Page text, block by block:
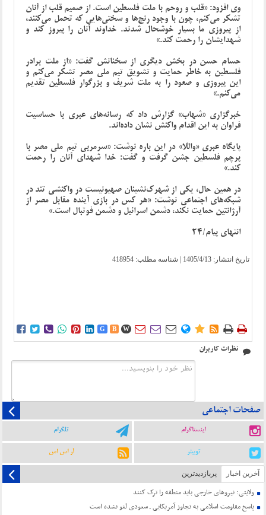
وی افزود: «قلب و روحم با ملت فلسطین است. از صمیم قلب از آنان
تشکر می‌کنم، چون با وجود رنج‌ها و سختی‌هایی که تحمل می‌کنند،
از پیروزی ما بسیار خوشحال شدند. خداوند آنان را پیروز کند و
شهدایشان را رحمت کند.»
حسام حسن در بخش دیگری از سخنانش گفت: «از ملت برادر
فلسطین به‌ خاطر حمایت و تشویق تیم ملی مصر تشکر می‌کنم و
این پیروزی و صعود را به ملت شریف و بزرگوار فلسطین تقدیم
می‌کنم.»
خبرگزاری «شهاب» گزارش داد که رسانه‌های عبری با حساسیت
فراوان به این اقدام واکنش نشان داده‌اند.
پایگاه عبری «واللا» در این باره نوشت: «سرمربی تیم ملی مصر با
پرچم فلسطین جشن گرفت و گفت: خدا شهدای آنان را رحمت
کند.»
در همین حال، یکی از شهرک‌نشینان صهیونیست در واکنشی تند در
شبکه‌های اجتماعی نوشت: «هر کس در بازی آینده مقابل مصر از
آرژانتین حمایت نکند، دشمن اسرائیل و دشمن فوتبال است.»
انتهای پیام/24
تاریخ انتشار: 1405/4/13 | شناسه مطلب: 418954
      G B W        
نظرات کاربران
صفحات اجتماعی
اینستاگرام تلگرام
توییتر آر اس اس
آخرین اخبار پربازدیدترین
ولایتی: نیروهای خارجی باید منطقه را ترک کنند
پاسخ مقاومت اسلامی به تجاوز آمریکایی ـ سعودی لغو نشده است